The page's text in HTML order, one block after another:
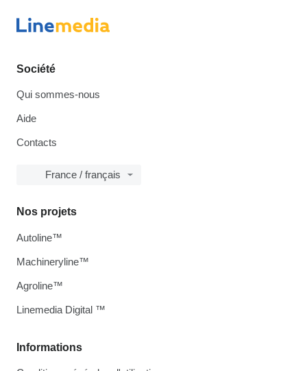
Société
Qui sommes-nous
Aide
Contacts
France / français
Informations
Nos projets
Autoline™
Machineryline™
Agroline™
Linemedia Digital ™